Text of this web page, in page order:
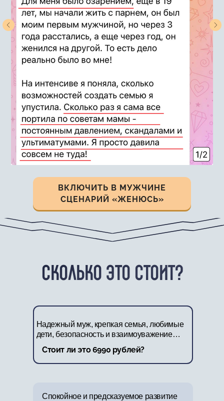
ВКЛЮЧИТЬ В МУЖЧИНЕ
СЦЕНАРИЙ «ЖЕНЮСЬ»
СКОЛЬКО ЭТО СТОИТ?
Надежный муж, крепкая семья, любимые
дети, безопасность и взаимоуважение…
Стоит ли это 6990 рублей?
Спокойное и предсказуемое развитие